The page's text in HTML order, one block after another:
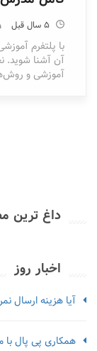
5 سال قبل
آن آشنا شوید.
آموزشی و
داغ ترین
اخبار روز
آیا هزینه ارسال
همکاری پی پال با